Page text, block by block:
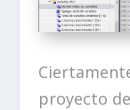
proyecto